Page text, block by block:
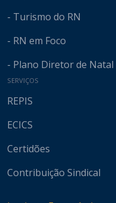
- Turismo do RN
- RN em Foco
- Plano Diretor de Natal
SERVIÇOS
REPIS
ECICS
Certidões
Contribuição Sindical